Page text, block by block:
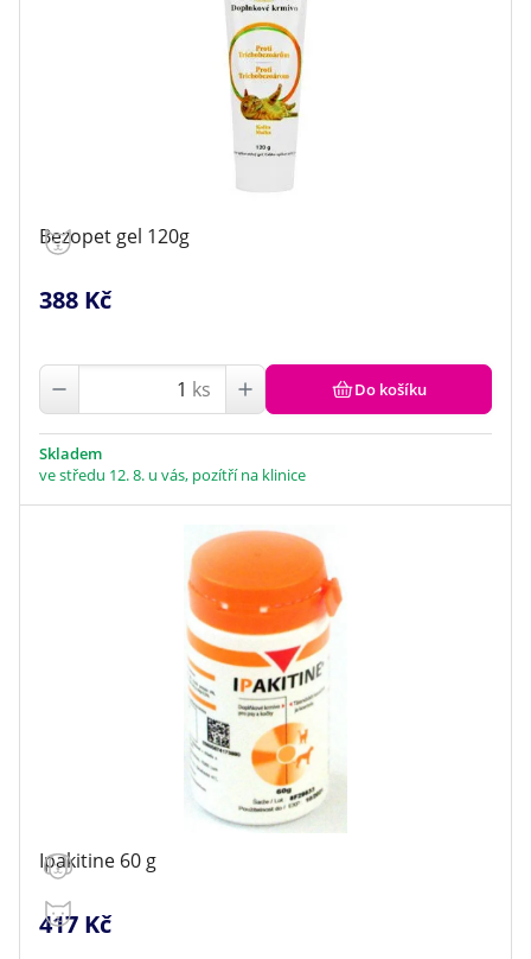
Bezopet gel 120g
388 Kč
ks Do košíku
Skladem
ve středu 12. 8. u vás, pozítří na klinice
Ipakitine 60 g
417 Kč